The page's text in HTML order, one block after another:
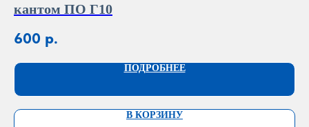
кантом ПО Г10
600 р.
ПОДРОБНЕЕ
В КОРЗИНУ